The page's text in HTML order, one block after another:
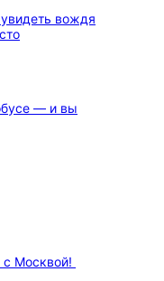
вождя
Москвой!